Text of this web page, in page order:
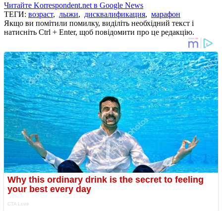
Читайте Korrespondent.net в Google News
ТЕГИ: возраст, лыжи, дисквалификация, марафон
Якщо ви помітили помилку, виділіть необхідний текст і
натисніть Ctrl + Enter, щоб повідомити про це редакцію.